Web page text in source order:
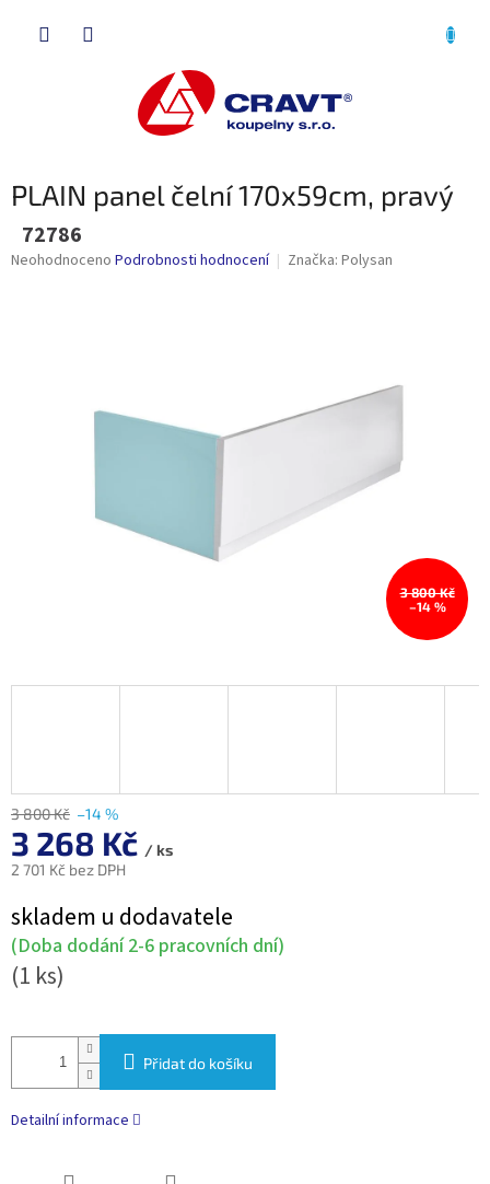
PLAIN panel čelní 170x59cm, pravý
72786
Průměrné
Neohodnoceno Podrobnosti hodnocení Značka: Polysan
3 800 Kč
–14 %
3 800 Kč –14 %
3 268 Kč / ks
2 701 Kč bez DPH
cena:
skladem u dodavatele
(Doba dodání 2-6 pracovních dní)
(1 ks)
Přidat do košíku
Detailní informace